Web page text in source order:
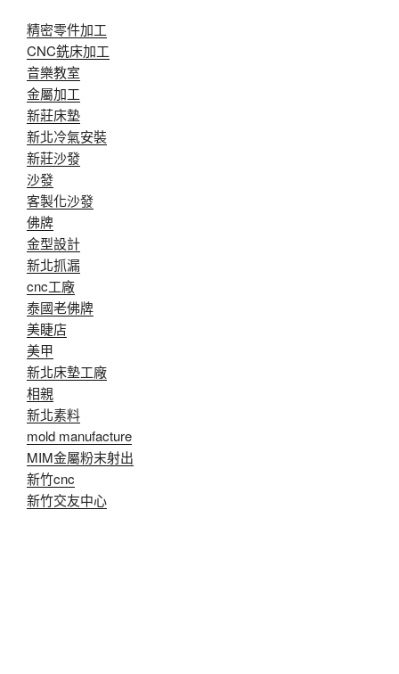
精密零件加工
CNC銑床加工
音樂教室
金屬加工
新莊床墊
新北冷氣安裝
新莊沙發
沙發
客製化沙發
佛牌
金型設計
新北抓漏
cnc工廠
泰國老佛牌
美睫店
美甲
新北床墊工廠
相親
新北素料
mold manufacture
MIM金屬粉末射出
新竹cnc
新竹交友中心